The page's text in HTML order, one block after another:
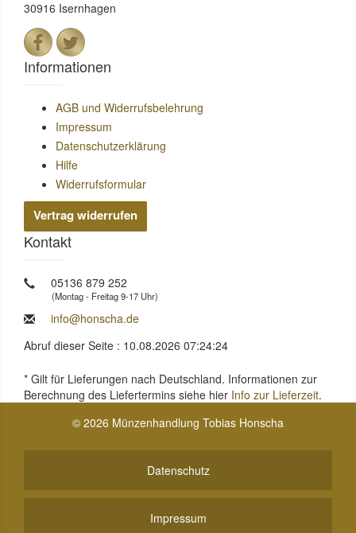
30916 Isernhagen
Informationen
AGB und Widerrufsbelehrung
Impressum
Datenschutzerklärung
Hilfe
Widerrufsformular
Vertrag widerrufen
Kontakt
05136 879 252
(Montag - Freitag 9-17 Uhr)
info@honscha.de
Abruf dieser Seite : 10.08.2026 07:24:24
* Gilt für Lieferungen nach Deutschland. Informationen zur
Berechnung des Liefertermins siehe hier Info zur Lieferzeit.
© 2026 Münzenhandlung Tobias Honscha
Datenschutz
Impressum